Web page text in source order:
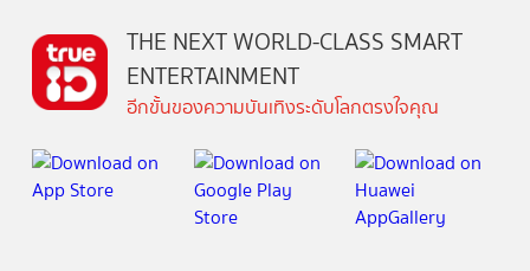
THE NEXT WORLD-CLASS SMART
ENTERTAINMENT
อีกขั้นของความบันเทิงระดับโลกตรงใจคุณ